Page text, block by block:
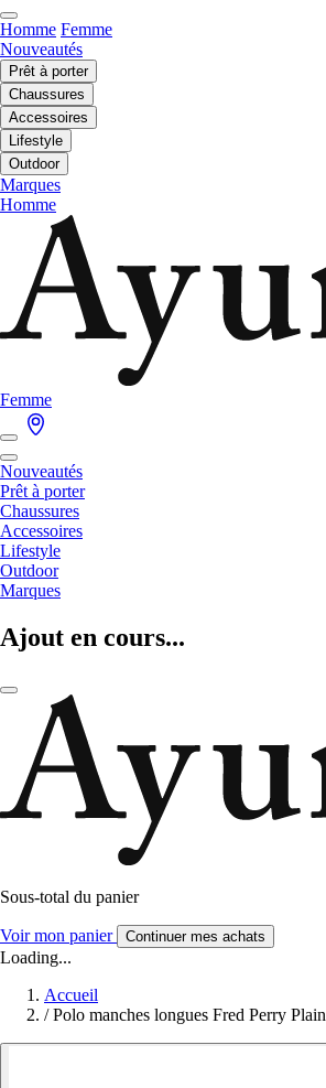
Homme Femme
Nouveautés
Prêt à porter
Chaussures
Accessoires
Lifestyle
Outdoor
Marques
Homme
Femme
Nouveautés
Prêt à porter
Chaussures
Accessoires
Lifestyle
Outdoor
Marques
Ajout en cours...
Sous-total du panier
Voir mon panier Continuer mes achats
Loading...
Accueil
/ Polo manches longues Fred Perry Plain